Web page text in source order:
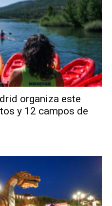
organiza este
y 12 campos de